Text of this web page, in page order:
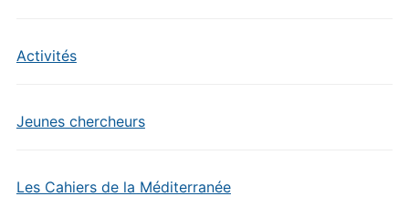
Activités
Jeunes chercheurs
Les Cahiers de la Méditerranée